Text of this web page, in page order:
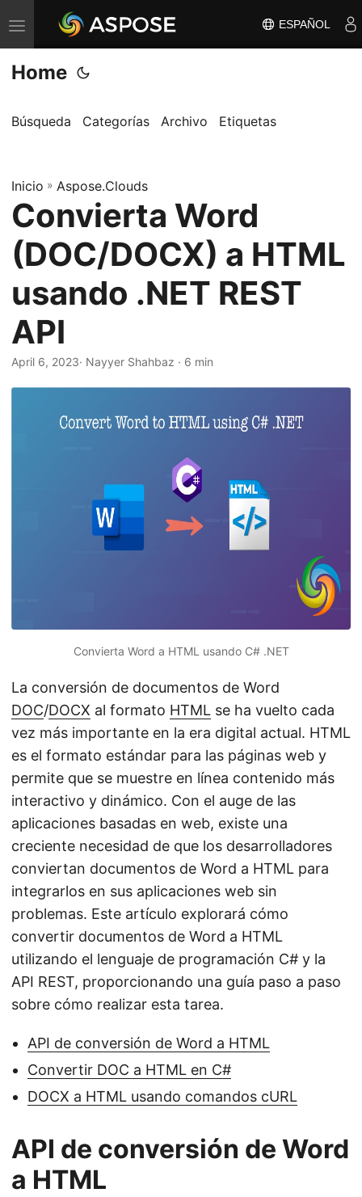
A
l
t
r
r
n
a
v
g
a
c
i
ó
ESPAÑOL
Home
Búsqueda Categorías Archivo Etiquetas
Inicio » Aspose.Clouds
Convierta Word
(DOC/DOCX) a HTML
usando .NET REST
API
April 6, 2023· Nayyer Shahbaz · 6 min
Convierta Word a HTML usando C# .NET
La conversión de documentos de Word
DOC/DOCX al formato HTML se ha vuelto cada
vez más importante en la era digital actual. HTML
es el formato estándar para las páginas web y
permite que se muestre en línea contenido más
interactivo y dinámico. Con el auge de las
aplicaciones basadas en web, existe una
creciente necesidad de que los desarrolladores
conviertan documentos de Word a HTML para
integrarlos en sus aplicaciones web sin
problemas. Este artículo explorará cómo
convertir documentos de Word a HTML
utilizando el lenguaje de programación C# y la
API REST, proporcionando una guía paso a paso
sobre cómo realizar esta tarea.
API de conversión de Word a HTML
Convertir DOC a HTML en C#
DOCX a HTML usando comandos cURL
API de conversión de Word
a HTML